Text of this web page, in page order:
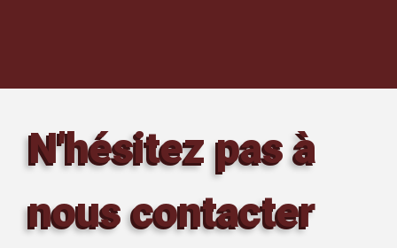
N'hésitez pas à
nous contacter